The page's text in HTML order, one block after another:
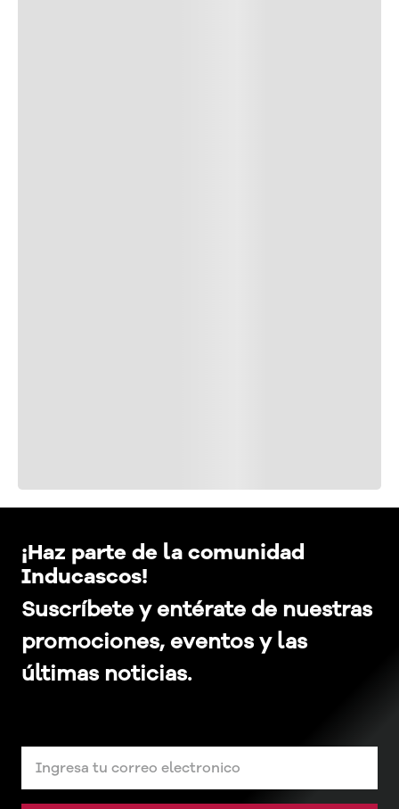
¡Haz parte de la comunidad
Inducascos!
Suscríbete y entérate de nuestras
promociones, eventos y las
últimas noticias.